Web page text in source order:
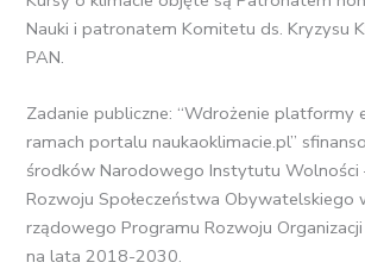
Nauki i patronatem Komitetu ds. Kryzysu
PAN.
Zadanie publiczne: “Wdrożenie platformy
ramach portalu naukaoklimacie.pl”
środków Narodowego Instytutu Wolności
Rozwoju Społeczeństwa Obywatelskiego
rządowego Programu Rozwoju
na lata 2018-2030.